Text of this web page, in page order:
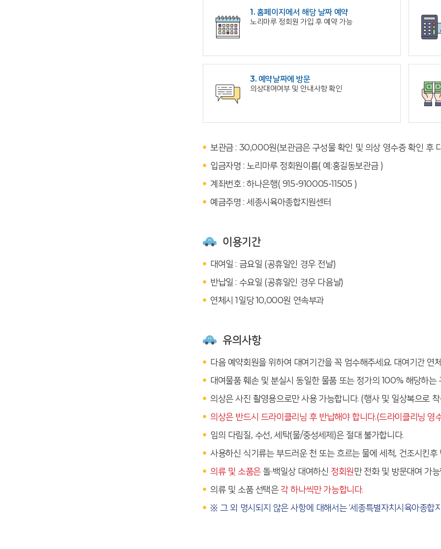
1. 홈페이지에서 해당 날짜 예약
노리마루 정회원 가입 후 예약 가능
3. 예약날짜에 방문
의상대여여부 및 안내사항 확인
보관금 : 30,000원(보관금은 구성물 확인 및 의상 영수증 확인 후
입금자명 : 노리마루 정회원이름( 예:홍길동보관금 )
계좌번호 : 하나은행( 915-910005-11505 )
예금주명 : 세종시육아종합지원센터
이용기간
대여일 : 금요일 (공휴일인 경우 전날)
반납일 : 수요일 (공휴일인 경우 다음날)
연체시 1일당 10,000원 연속부과
유의사항
다음 예약회원을 위하여 대여기간을 꼭 엄수해주세요. 대여기간 연
대여물품 훼손 및 분실시 동일한 물품 또는 정가의 100% 해당하는
의상은 사진 촬영용으로만 사용 가능합니다. (행사 및 일상복으로
의상은 반드시 드라이클리닝 후 반납해야 합니다.(드라이클리닝 영
임의 다림질, 수선, 세탁(물/중성세제)은 절대 불가합니다.
사용하신 식기류는 부드러운 천 또는 흐르는 물에 세척, 건조시킨후
의류 및 소품은돌·백일상 대여하신 정회원만 전화 및 방문대여 가
의류 및 소품 선택은 각 하나씩만 가능합니다.
※ 그 외 명시되지 않은 사항에 대해서는 ‘세종특별자치시육아종합